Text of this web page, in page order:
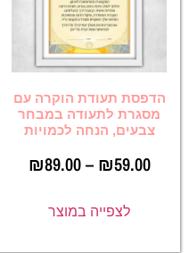
הדפסת תעודת הוקרה עם
מסגרת לתעודה במבחר
צבעים, הנחה לכמויות
₪59.00
–
₪89.00
לצפייה במוצר